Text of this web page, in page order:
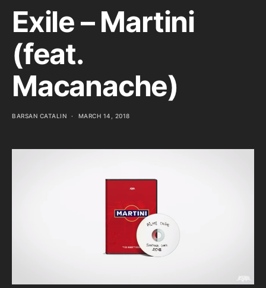
Exile – Martini
(feat.
Macanache)
BARSAN CATALIN MARCH 14, 2018